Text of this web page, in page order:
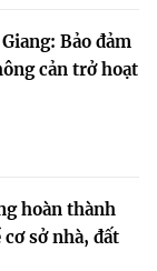
Bảo đảm
cản trở hoạt
hoàn thành
sở nhà, đất